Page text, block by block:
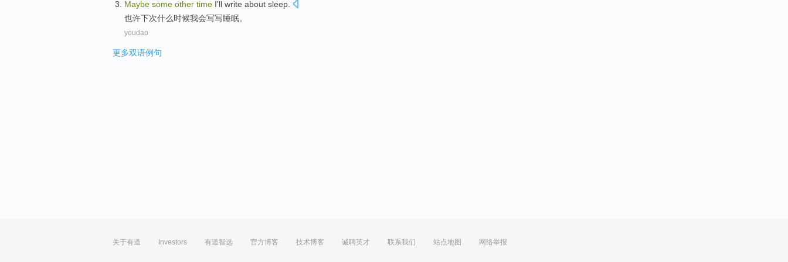
Maybe some other time I'll write about sleep
也许下次什么时候我会写写睡眠。
youdao
更多双语例句
关于有道 Investors 有道智选 官方博客 技术博客 诚聘英才 联系我们 站点地图 网络举报